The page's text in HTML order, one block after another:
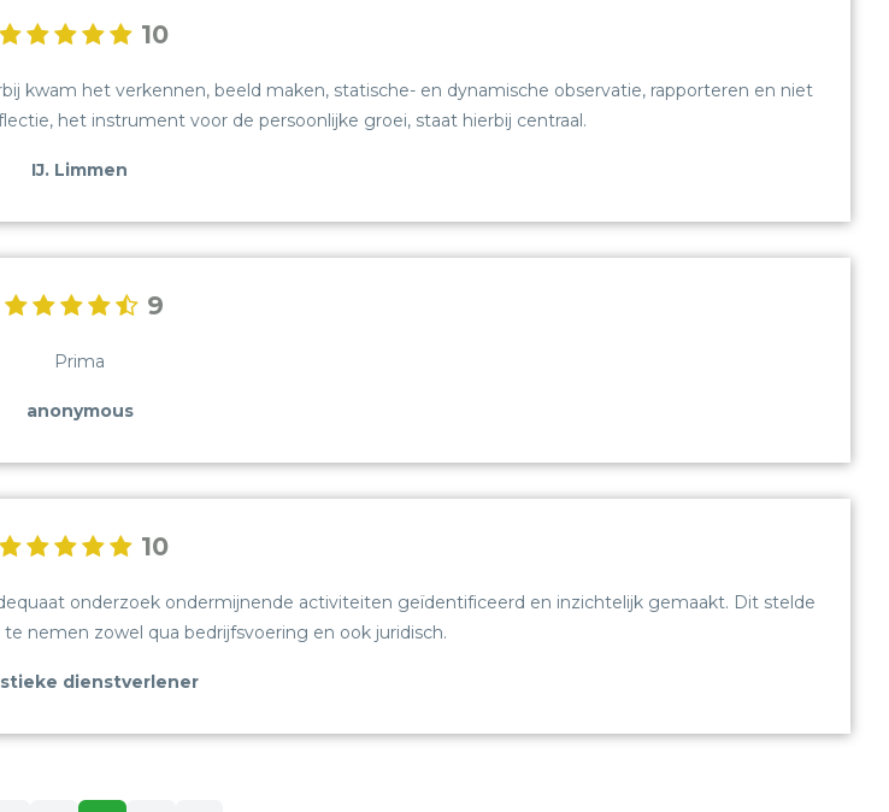
10
kwam het verkennen, beeld maken, statische- en dynamische observatie, rapporteren en niet
het instrument voor de persoonlijke groei, staat hierbij centraal.
IJ. Limmen
9
Prima
anonymous
10
onderzoek ondermijnende activiteiten geïdentificeerd en inzichtelijk gemaakt. Dit stelde
nemen zowel qua bedrijfsvoering en ook juridisch.
dienstverlener